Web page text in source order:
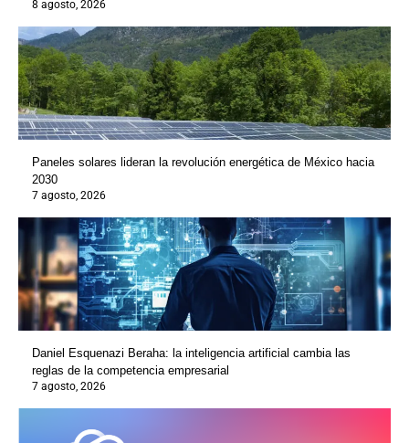
8 agosto, 2026
Paneles solares lideran la revolución energética de México hacia
2030
7 agosto, 2026
Daniel Esquenazi Beraha: la inteligencia artificial cambia las
reglas de la competencia empresarial
7 agosto, 2026